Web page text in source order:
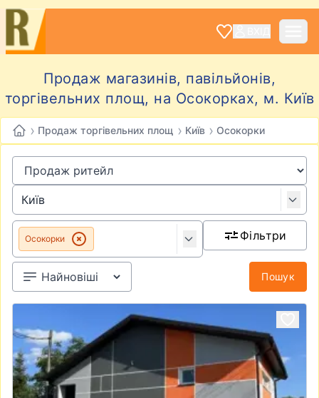
Продаж магазинів, павільйонів,
торгівельних площ, на Осокорках, м. Київ
› Продаж торгівельних площ › Київ › Осокорки
Осокорки Фільтри
Пошук